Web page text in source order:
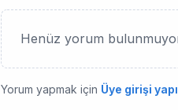
Henüz yorum
Yorum yapmak için Üye girişi